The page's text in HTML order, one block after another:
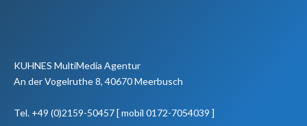
KUHNES MultiMedia Agentur
An der Vogelruthe 8, 40670 Meerbusch
Tel. +49 (0)2159-50457 [ mobil 0172-7054039 ]